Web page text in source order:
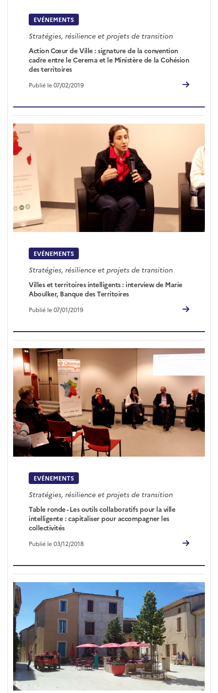
EVÉNEMENTS
Stratégies, résilience et projets de transition
Action Cœur de Ville : signature de la convention
cadre entre le Cerema et le Ministère de la Cohésion
des territoires
Publié le 07/02/2019
EVÉNEMENTS
Stratégies, résilience et projets de transition
Villes et territoires intelligents : interview de Marie
Aboulker, Banque des Territoires
Publié le 07/01/2019
EVÉNEMENTS
Stratégies, résilience et projets de transition
Table ronde - Les outils collaboratifs pour la ville
intelligente : capitaliser pour accompagner les
collectivités
Publié le 03/12/2018